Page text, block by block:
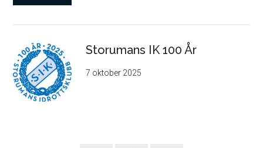
Storumans IK 100 År
7 oktober 2025